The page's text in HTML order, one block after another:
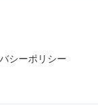
シーポリシー